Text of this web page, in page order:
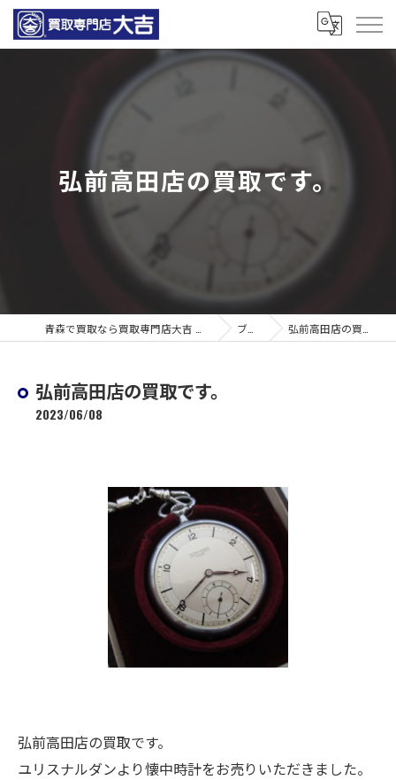
弘前高田店の買取です。
ブログ 弘前高田店の買取です。
弘前高田店の買取です。
2023/06/08
弘前高田店の買取です。
ユリスナルダンより懐中時計をお売りいただきました。